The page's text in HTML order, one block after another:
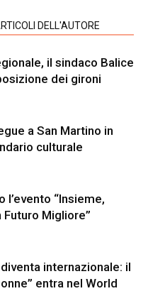
DELL'AUTORE
il sindaco Balice
dei gironi
a San Martino in
culturale
l’evento “Insieme,
Migliore”
internazionale: il
entra nel World